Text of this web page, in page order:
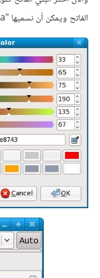
الفاتح ويمكن أن نسميها "sepia" لتُسَهّل مهمتنا فيما بعد.